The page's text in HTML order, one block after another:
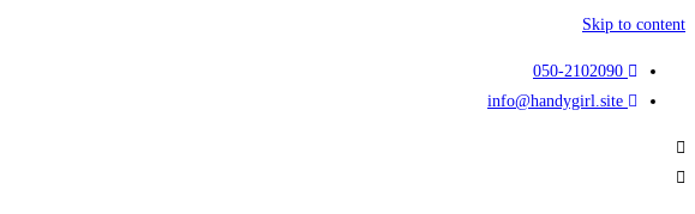
Skip to content
050-2102090
info@handygirl.site